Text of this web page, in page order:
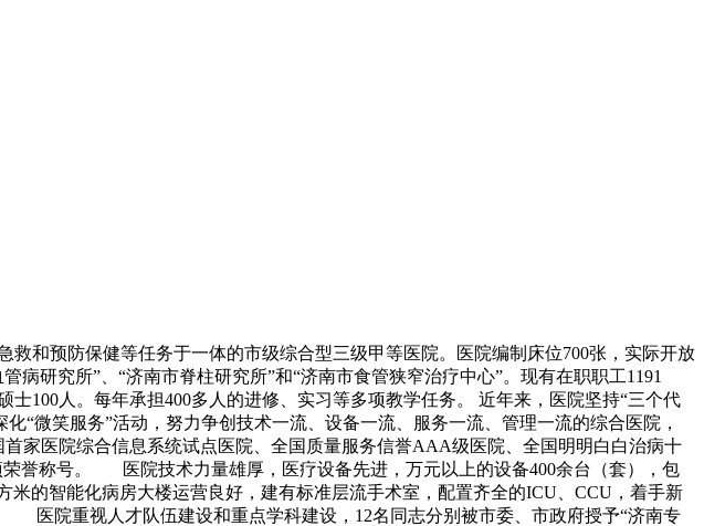
和预防保健等任务于一体的市级综合型三级甲等医院。医院编制床位700张，实际开放
研究所”、“济南市脊柱研究所”和“济南市食管狭窄治疗中心”。现有在职职工1191
100人。每年承担400多人的进修、实习等多项教学任务。 近年来，医院坚持“三个代
“微笑服务”活动，努力争创技术一流、设备一流、服务一流、管理一流的综合医院，
家医院综合信息系统试点医院、全国质量服务信誉AAA级医院、全国明明白白治病十
誉称号。 医院技术力量雄厚，医疗设备先进，万元以上的设备400余台（套），包
的智能化病房大楼运营良好，建有标准层流手术室，配置齐全的ICU、CCU，着手新
医院重视人才队伍建设和重点学科建设，12名同志分别被市委、市政府授予“济南专